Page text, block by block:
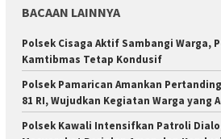
BACAAN LAINNYA
Polsek Cisaga Aktif Sambangi Warga,
Kamtibmas Tetap Kondusif
Polsek Pamarican Amankan
81 RI, Wujudkan Kegiatan Warga yang
Polsek Kawali Intensifkan Patroli